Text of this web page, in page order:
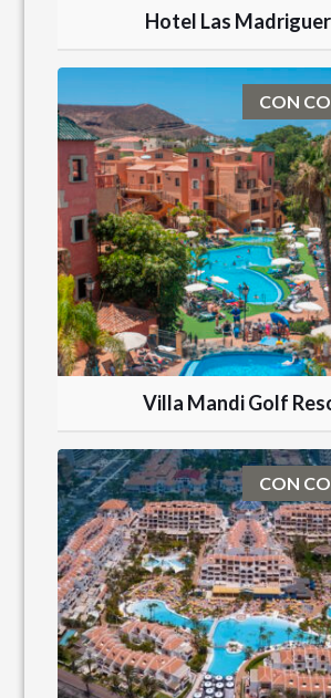
Hotel Las
CON
Villa Mandi Golf
CON